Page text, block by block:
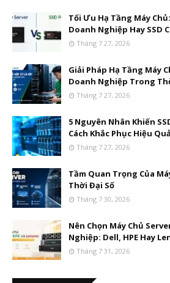
Tối Ưu Hạ Tầng Máy
Doanh Nghiệp Hay SSD
Tháng 7 27, 2026
Giải Pháp Hạ Tầng Máy
Doanh Nghiệp Trong
Tháng 7 27, 2026
5 Nguyên Nhân Khiến
Cách Khắc Phục Hiệu Quả
Tháng 7 27, 2026
Tầm Quan Trọng Của
Thời Đại Số
Tháng 7 30, 2026
Nên Chọn Máy Chủ
Nghiệp: Dell, HPE Hay
Tháng 7 31, 2026